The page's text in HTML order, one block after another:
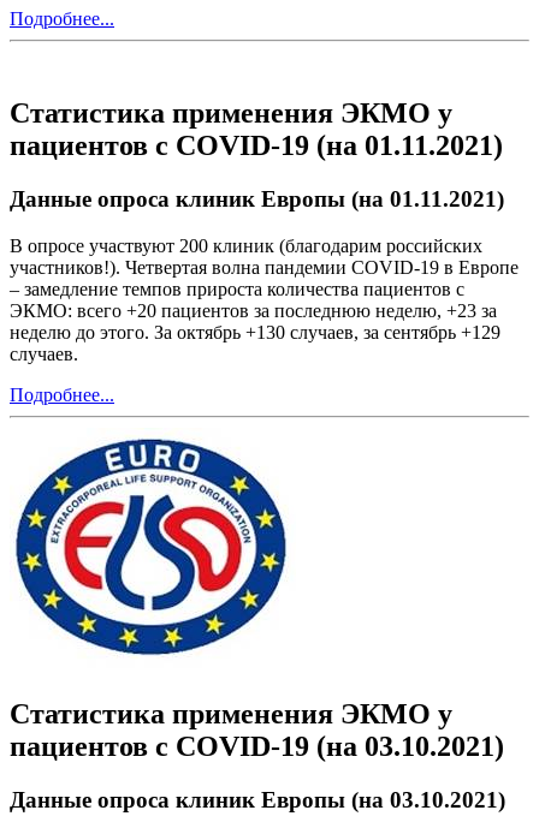
Подробнее...
Статистика применения ЭКМО у
пациентов с COVID-19 (на 01.11.2021)
Данные опроса клиник Европы (на 01.11.2021)
В опросе участвуют 200 клиник (благодарим российских
участников!). Четвертая волна пандемии COVID-19 в Европе
– замедление темпов прироста количества пациентов с
ЭКМО: всего +20 пациентов за последнюю неделю, +23 за
неделю до этого. За октябрь +130 случаев, за сентябрь +129
случаев.
Подробнее...
Статистика применения ЭКМО у
пациентов с COVID-19 (на 03.10.2021)
Данные опроса клиник Европы (на 03.10.2021)